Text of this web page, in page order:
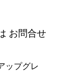
お問合せ
ップグレ